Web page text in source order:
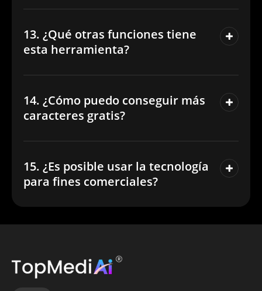
13. ¿Qué otras funciones tiene
esta herramienta?
14. ¿Cómo puedo conseguir más
caracteres gratis?
15. ¿Es posible usar la tecnología
para fines comerciales?